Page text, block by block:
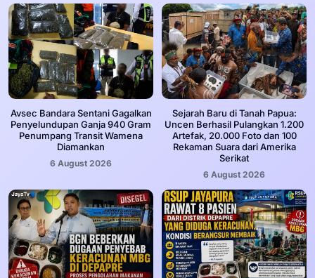
Avsec Bandara Sentani Gagalkan
Penyelundupan Ganja 940 Gram
Penumpang Transit Wamena
Diamankan
6 August 2026
Sejarah Baru di Tanah Papua:
Uncen Berhasil Pulangkan 1.200
Artefak, 20.000 Foto dan 100
Rekaman Suara dari Amerika
Serikat
6 August 2026